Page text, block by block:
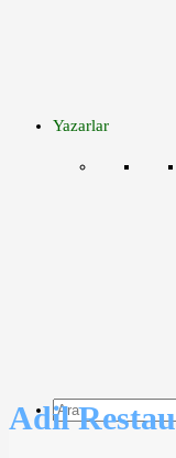
Yazarlar
Adil